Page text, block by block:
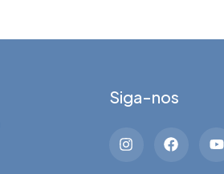
Siga-nos